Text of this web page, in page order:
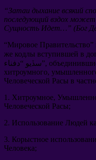
“Затаи дыхание всякий
последующий вздох
Сущность Идет…” (Бог
“Мировое Правительство”
же кодлы вступившей в
سڏيو “دفناء”,
хитроумного,
Человеческой Расы в
1. Хитроумное,
Человеческой Расы;
2. Использование Людей
3. Корыстное
Человека;